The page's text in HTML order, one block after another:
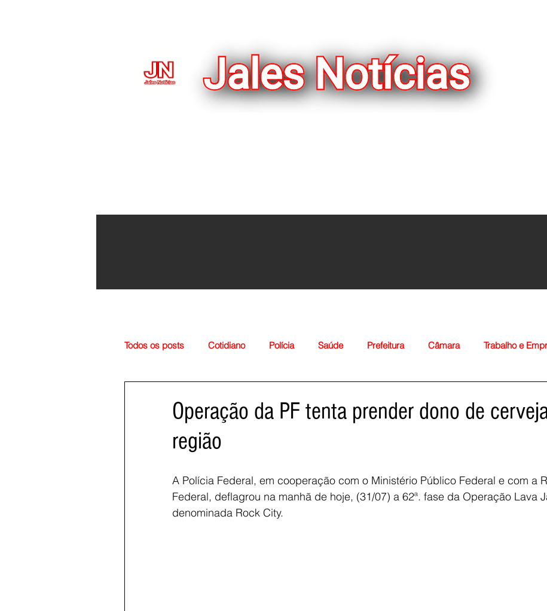
Voltar
Todos os posts Cotidiano Polícia Saúde Prefeitura Câmara Trabalho e
Operação da PF tenta prender dono de
região
A Polícia Federal, em cooperação com o Ministério Público Federal e com a
Federal, deflagrou na manhã de hoje, (31/07) a 62ª. fase da Operação Lava
denominada Rock City.